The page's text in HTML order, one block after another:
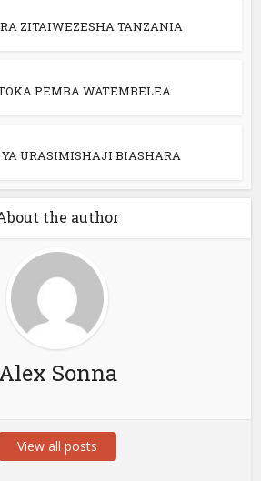
ZITAIWEZESHA TANZANIA
PEMBA WATEMBELEA
URASIMISHAJI BIASHARA
the author
Alex Sonna
View all posts